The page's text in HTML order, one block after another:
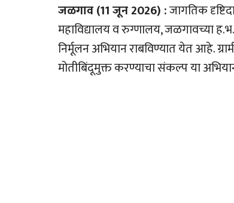
जळगाव (11 जून 2026) :जागतिक
महाविद्यालय व रुग्णालय, जळगावच्या
निर्मूलन अभियान राबविण्यात येत आहे.
मोतीबिंदूमुक्त करण्याचा संकल्प या